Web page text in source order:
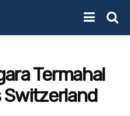
Termahal
Switzerland